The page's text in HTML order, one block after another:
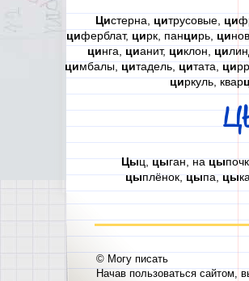
Цистерна, цитрусовые, ци
циферблат, цирк, панцирь, ци
цинга, цианит, циклон, ци
цимбалы,цитадель,цитата,ци
циркуль, квар
Цыц,цыган, нацы
цыплёнок,цыпа,цы
© Могу писать
Начав пользоваться сайтом,